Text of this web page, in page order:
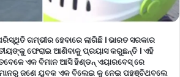
ଗମ୍ଭୀର ହେବାରେ ଲାଗିଛି । ଭାରତ ସରକାର
ଫେରାଇ ଆଣିବାକୁ ପ୍ରୟାସ କରୁଛନ୍ତି । ଏହି
ଏକ ବିମାନ ଆସି ହିଣ୍ଡନ୍ ଏୟାରବେସ୍ ରେ
ଜଣେ ଯୁବକ ଏକ ବିଲେଇ କୁ ନେଇ ପହଞ୍ଚିଥବଲେ